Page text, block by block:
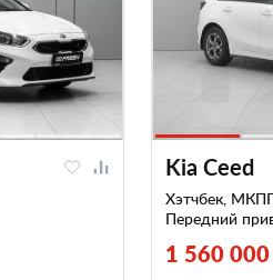
Kia Ceed
Хэтчбек,
Передний
1 560